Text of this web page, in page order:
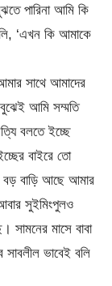
পারিনা আমি কি
‘এখন কি আমাকে
সাথে আমাদের
বুঝেই আমি সম্মতি
বলতে ইচ্ছে
বাইরে তো
বাড়ি আছে আমার
সুইমিংপুলও
মাসে বাবা
ভাবেই বলি